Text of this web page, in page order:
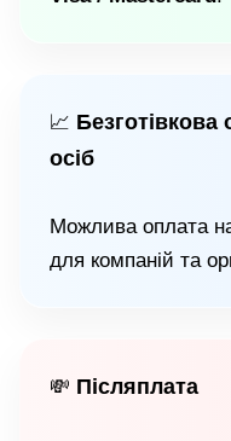
📈
осіб
Можлива оплата
для компаній та
💸 Післяплата